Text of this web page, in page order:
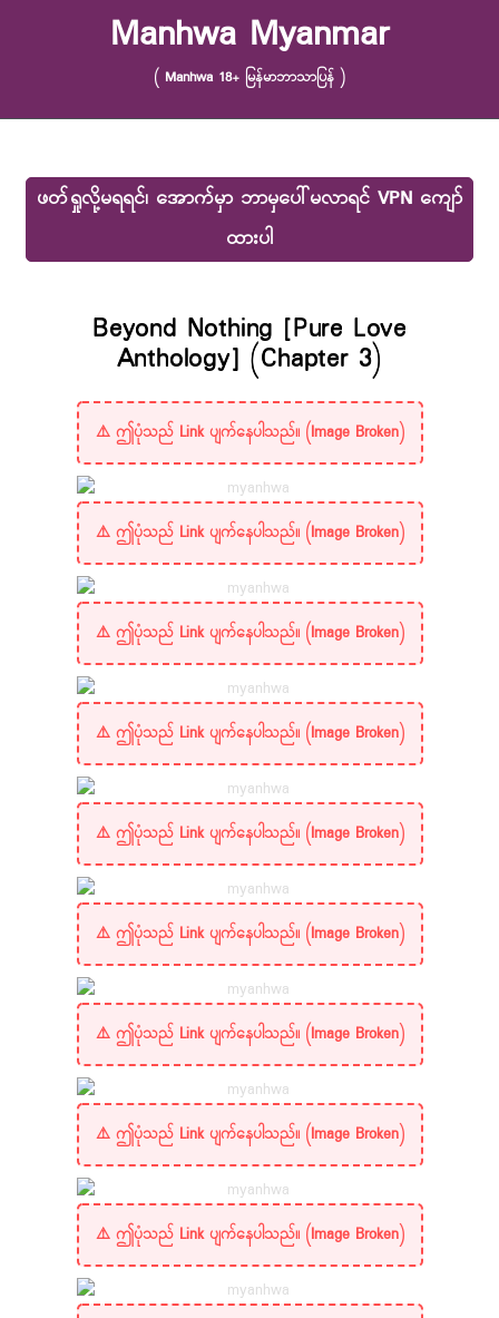
Manhwa Myanmar
( Manhwa 18+ မြန်မာဘာသာပြန် )
ဖတ်ရှုလို့မရရင်၊ အောက်မှာ ဘာမှပေါ်မလာရင် VPN ကျော်
ထားပါ
Beyond Nothing [Pure Love
Anthology] (Chapter 3)